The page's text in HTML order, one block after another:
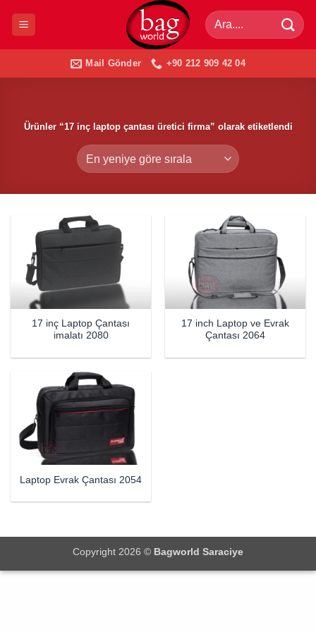
Ara:
Mail Gönder +90 212 909 42 04
Ürünler “17 inç laptop çantası üretici firma” olarak etiketlendi
17 inç Laptop Çantası
imalatı 2080
17 inch Laptop ve Evrak
Çantası 2064
Laptop Evrak Çantası 2054
Copyright 2026 © Bagworld Saraciye